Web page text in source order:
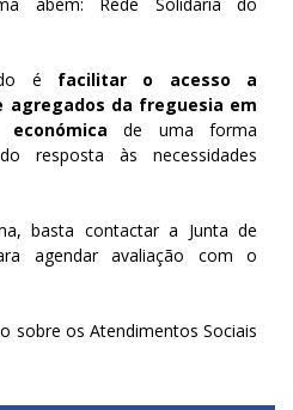
abem: Rede Solidária do
é facilitar o acesso a
agregados da freguesia em
de uma forma
resposta às necessidades
basta contactar a Junta de
agendar avaliação com o
sobre os Atendimentos Sociais